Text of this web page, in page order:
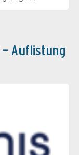
Auflistung